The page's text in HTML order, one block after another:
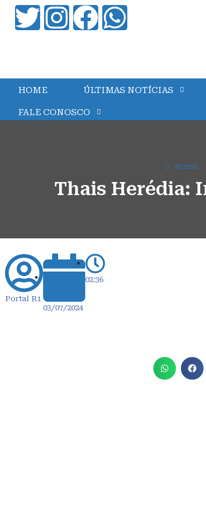
HOME ÚLTIMAS NOTÍCIAS
FALE CONOSCO
Home
Thais Herédia:
Portal R1
03/07/2024
02:36